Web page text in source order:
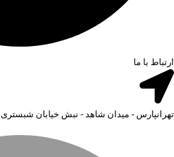
ارتباط با ما
تهرانپارس - میدان شاهد - نبش خیابان شبستری